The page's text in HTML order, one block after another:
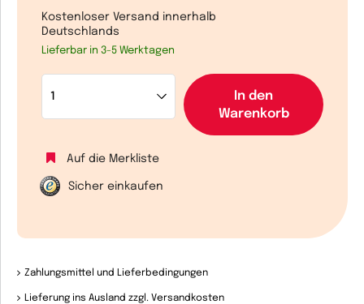
Kostenloser Versand innerhalb
Deutschlands
Lieferbar in 3-5 Werktagen
In den
Warenkorb
Auf die Merkliste
Sicher einkaufen
Zahlungsmittel und Lieferbedingungen
Lieferung ins Ausland zzgl. Versandkosten